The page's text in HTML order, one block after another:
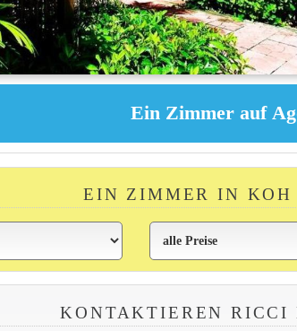
EIN ZIMMER IN KOH
KONTAKTIEREN RICCI